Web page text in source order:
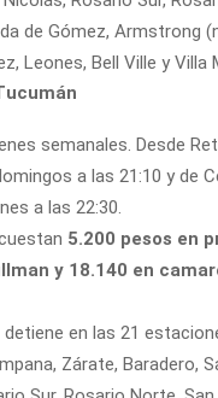
de Gómez, Armstrong
Leones, Bell Ville y Villa
semanales. Desde
a las 21:10 y de
a las 22:30.
5.200 pesos en
y 18.140 en
detiene en las 21
Zárate, Baradero,